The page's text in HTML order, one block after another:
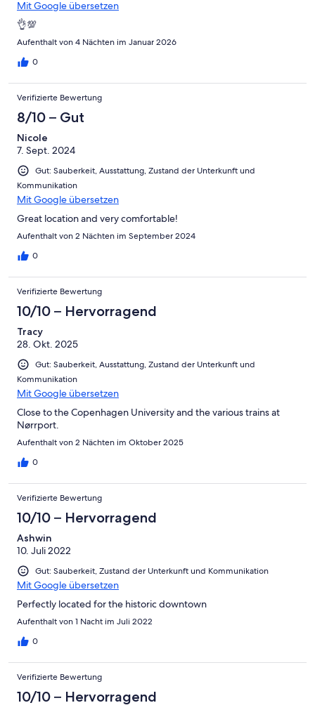
Mit Google übersetzen
👌💯
Aufenthalt von 4 Nächten im Januar 2026
0
Verifizierte Bewertung
8/10 – Gut
Nicole
7. Sept. 2024
Gut: Sauberkeit, Ausstattung, Zustand der Unterkunft und
Kommunikation
Mit Google übersetzen
Great location and very comfortable!
Aufenthalt von 2 Nächten im September 2024
0
Verifizierte Bewertung
10/10 – Hervorragend
Tracy
28. Okt. 2025
Gut: Sauberkeit, Ausstattung, Zustand der Unterkunft und
Kommunikation
Mit Google übersetzen
Close to the Copenhagen University and the various trains at
Nørrport.
Aufenthalt von 2 Nächten im Oktober 2025
0
Verifizierte Bewertung
10/10 – Hervorragend
Ashwin
10. Juli 2022
Gut: Sauberkeit, Zustand der Unterkunft und Kommunikation
Mit Google übersetzen
Perfectly located for the historic downtown
Aufenthalt von 1 Nacht im Juli 2022
0
Verifizierte Bewertung
10/10 – Hervorragend